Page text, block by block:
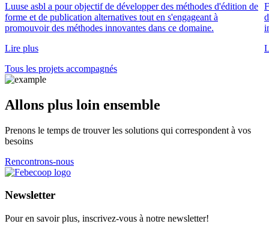
Luuse asbl a pour objectif de développer des méthodes d'édition de
forme et de publication alternatives tout en s'engageant à
promouvoir des méthodes innovantes dans ce domaine.
Lire plus
Tous les projets accompagnés
Allons plus loin ensemble
Prenons le temps de trouver les solutions qui correspondent à vos
besoins
Rencontrons-nous
Newsletter
Pour en savoir plus, inscrivez-vous à notre newsletter!